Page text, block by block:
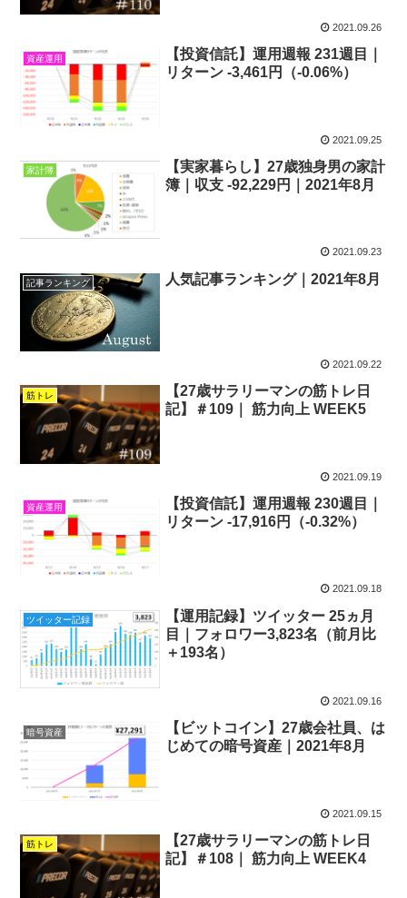
2021.09.26
資産運用
【投資信託】運用週報 231週目｜
リターン -3,461円（-0.06%）
2021.09.25
家計簿
【実家暮らし】27歳独身男の家計
簿｜収支 -92,229円｜2021年8月
2021.09.23
記事ランキング 人気記事ランキング｜2021年8月
2021.09.22
筋トレ
【27歳サラリーマンの筋トレ日
記】＃109｜ 筋力向上 WEEK5
2021.09.19
資産運用
【投資信託】運用週報 230週目｜
リターン -17,916円（-0.32%）
2021.09.18
ツイッター記録
【運用記録】ツイッター 25ヵ月
目｜フォロワー3,823名（前月比
＋193名）
2021.09.16
暗号資産
【ビットコイン】27歳会社員、は
じめての暗号資産｜2021年8月
2021.09.15
筋トレ
【27歳サラリーマンの筋トレ日
記】＃108｜ 筋力向上 WEEK4